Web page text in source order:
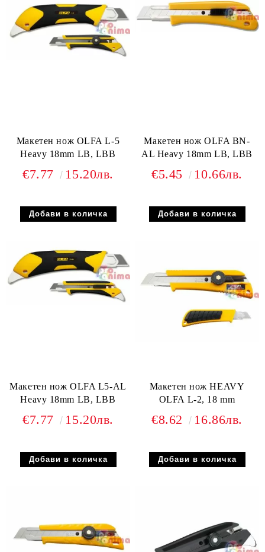
Макетен нож OLFA L-5
Heavy 18mm LB, LBB
€7.77 15.20лв.
Макетен нож OLFA BN-
AL Heavy 18mm LB, LBB
€5.45 10.66лв.
Макетен нож OLFA L5-AL
Heavy 18mm LB, LBB
€7.77 15.20лв.
Макетен нож HEAVY
OLFA L-2, 18 mm
€8.62 16.86лв.